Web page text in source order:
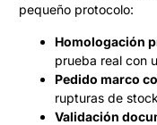
pequeño protocolo:
Homologación
prueba real con
Pedido marco
rupturas de
Validación